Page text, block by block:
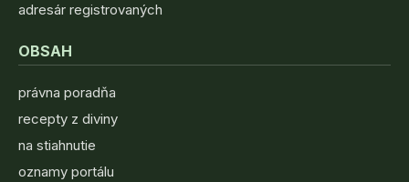
adresár registrovaných
OBSAH
právna poradňa
recepty z diviny
na stiahnutie
oznamy portálu